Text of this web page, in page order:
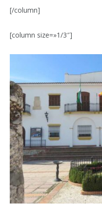
[/column]
[column size=»1/3″]